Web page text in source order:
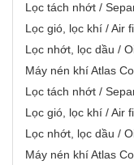
Lọc tách nhớt /
Lọc gió, lọc khí / Air
Lọc nhớt, lọc dầu /
Máy nén khí Atlas
Lọc tách nhớt /
Lọc gió, lọc khí / Air
Lọc nhớt, lọc dầu /
Máy nén khí Atlas